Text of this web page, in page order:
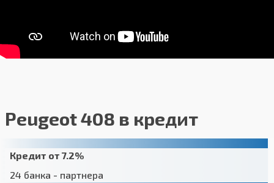
Peugeot 408 в кредит
Кредит от 7.2%
24 банка - партнера